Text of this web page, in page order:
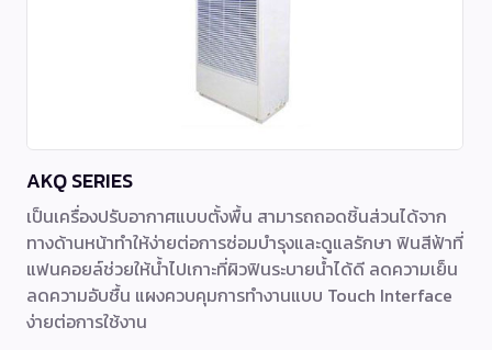
AKQ SERIES
เป็นเครื่องปรับอากาศแบบตั้งพื้น สามารถถอดชิ้นส่วนได้จาก
ทางด้านหน้าทำให้ง่ายต่อการซ่อมบำรุงและดูแลรักษา ฟินสีฟ้าที่
แฟนคอยล์ช่วยให้น้ำไปเกาะที่ผิวฟินระบายน้ำได้ดี ลดความเย็น
ลดความอับชื้น แผงควบคุมการทำงานแบบ Touch Interface
ง่ายต่อการใช้งาน